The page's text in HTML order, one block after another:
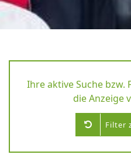
Ihre aktive Suche
die Anzeige
Filter